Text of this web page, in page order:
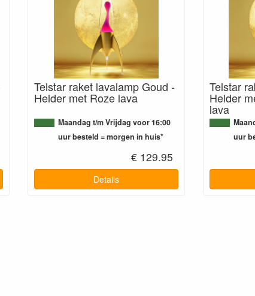
Telstar raket lavalamp Goud -
Helder met Roze lava
Maandag t/m Vrijdag voor 16:00
uur besteld = morgen in huis*
€ 129.95
Details
Telstar
Helder
lava
uur